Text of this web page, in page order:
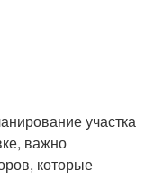
участка
важно
которые